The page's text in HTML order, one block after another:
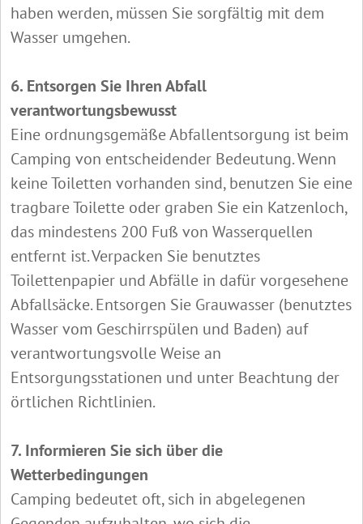
haben werden, müssen Sie sorgfältig mit dem
Wasser umgehen.
6. Entsorgen Sie Ihren Abfall
verantwortungsbewusst
Eine ordnungsgemäße Abfallentsorgung ist beim
Camping von entscheidender Bedeutung. Wenn
keine Toiletten vorhanden sind, benutzen Sie eine
tragbare Toilette oder graben Sie ein Katzenloch,
das mindestens 200 Fuß von Wasserquellen
entfernt ist. Verpacken Sie benutztes
Toilettenpapier und Abfälle in dafür vorgesehene
Abfallsäcke. Entsorgen Sie Grauwasser (benutztes
Wasser vom Geschirrspülen und Baden) auf
verantwortungsvolle Weise an
Entsorgungsstationen und unter Beachtung der
örtlichen Richtlinien.
7. Informieren Sie sich über die
Wetterbedingungen
Camping bedeutet oft, sich in abgelegenen